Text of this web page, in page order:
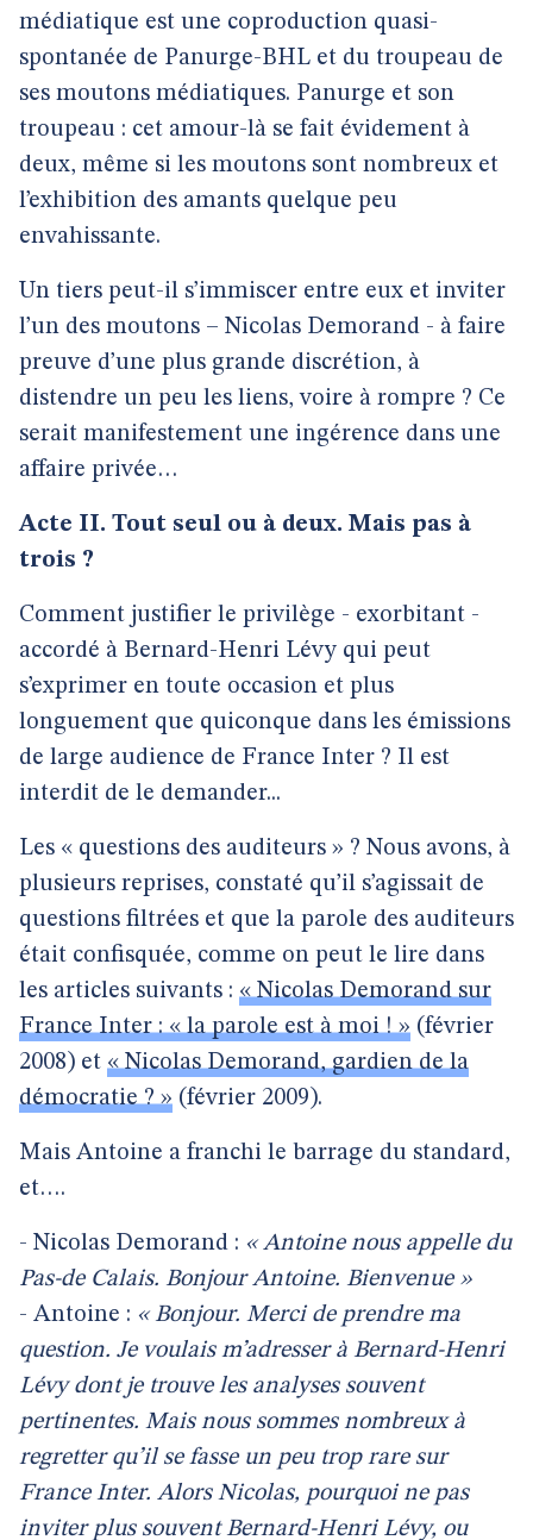
médiatique est une coproduction quasi-
spontanée de Panurge-BHL et du troupeau de
ses moutons médiatiques. Panurge et son
troupeau : cet amour-là se fait évidement à
deux, même si les moutons sont nombreux et
l’exhibition des amants quelque peu
envahissante.
Un tiers peut-il s’immiscer entre eux et inviter
l’un des moutons – Nicolas Demorand - à faire
preuve d’une plus grande discrétion, à
distendre un peu les liens, voire à rompre ? Ce
serait manifestement une ingérence dans une
affaire privée…
Acte II. Tout seul ou à deux. Mais pas à
trois ?
Comment justifier le privilège - exorbitant -
accordé à Bernard-Henri Lévy qui peut
s’exprimer en toute occasion et plus
longuement que quiconque dans les émissions
de large audience de France Inter ? Il est
interdit de le demander...
Les « questions des auditeurs » ? Nous avons, à
plusieurs reprises, constaté qu’il s’agissait de
questions filtrées et que la parole des auditeurs
était confisquée, comme on peut le lire dans
les articles suivants : « Nicolas Demorand sur
France Inter : « la parole est à moi ! » (février
2008) et « Nicolas Demorand, gardien de la
démocratie ? » (février 2009).
Mais Antoine a franchi le barrage du standard,
et….
- Nicolas Demorand : « Antoine nous appelle du
Pas-de Calais. Bonjour Antoine. Bienvenue »
- Antoine : « Bonjour. Merci de prendre ma
question. Je voulais m’adresser à Bernard-Henri
Lévy dont je trouve les analyses souvent
pertinentes. Mais nous sommes nombreux à
regretter qu’il se fasse un peu trop rare sur
France Inter. Alors Nicolas, pourquoi ne pas
inviter plus souvent Bernard-Henri Lévy, ou